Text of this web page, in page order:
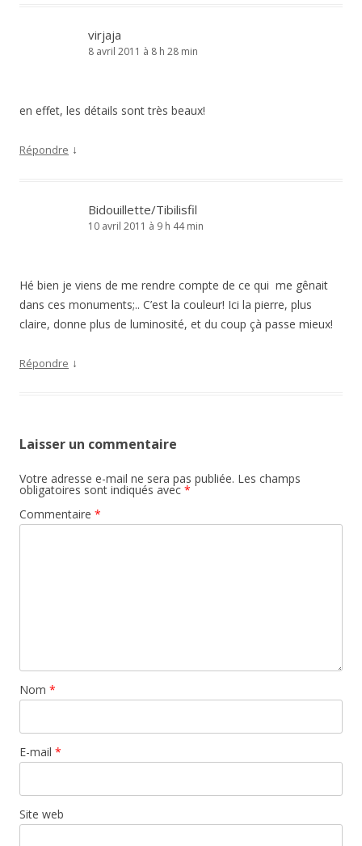
virjaja
8 avril 2011 à 8 h 28 min
en effet, les détails sont très beaux!
Répondre ↓
Bidouillette/Tibilisfil
10 avril 2011 à 9 h 44 min
Hé bien je viens de me rendre compte de ce qui me gênait
dans ces monuments;.. C’est la couleur! Ici la pierre, plus
claire, donne plus de luminosité, et du coup çà passe mieux!
Répondre ↓
Laisser un commentaire
Votre adresse e-mail ne sera pas publiée. Les champs
obligatoires sont indiqués avec *
Commentaire *
Nom *
E-mail *
Site web